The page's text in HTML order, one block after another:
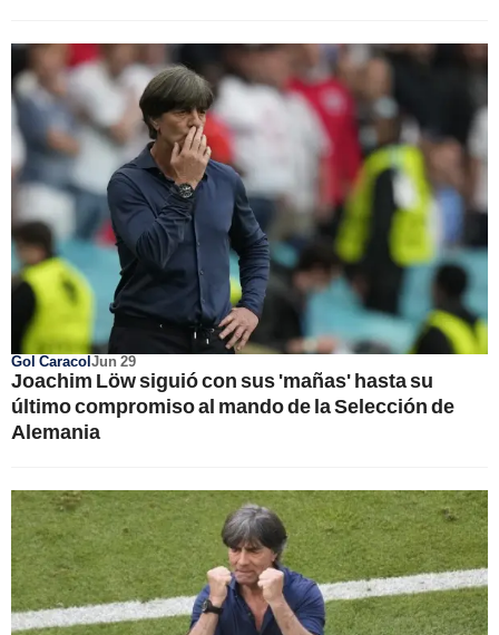
Gol CaracolJun 29
Joachim Löw siguió con sus 'mañas' hasta su
último compromiso al mando de la Selección de
Alemania